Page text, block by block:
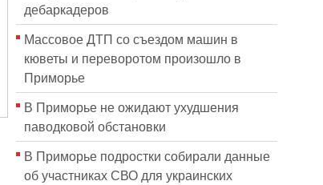
дебаркадеров
Массовое ДТП со съездом машин в
кюветы и переворотом произошло в
Приморье
В Приморье не ожидают ухудшения
паводковой обстановки
В Приморье подростки собирали данные
об участниках СВО для украинских